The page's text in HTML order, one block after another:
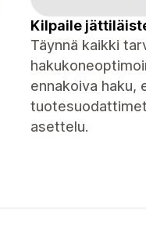
Kilpaile
Täynnä kaikki
ennakoiva haku,
asettelu.